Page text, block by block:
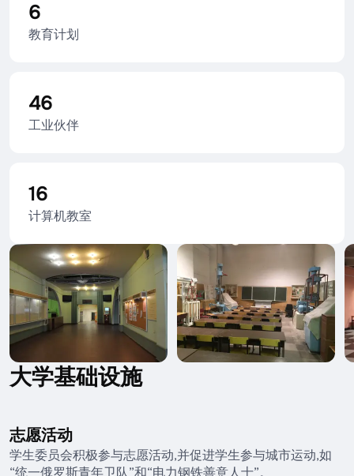
6
教育计划
46
工业伙伴
16
计算机教室
大学基础设施
志愿活动
学生委员会积极参与志愿活动,并促进学生参与城市运动,如
“统一俄罗斯青年卫队”和“电力钢铁善意人士”。